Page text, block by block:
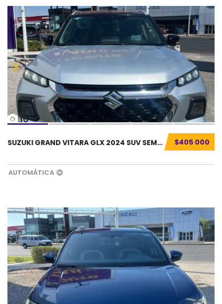
16
$405 000
SUZUKI GRAND VITARA GLX 2024 SUV SEMINUEVO.....
AUTOMÁTICA